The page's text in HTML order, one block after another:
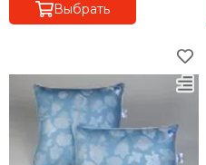
Выбрать